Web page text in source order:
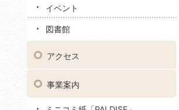
イベント
図書館
アクセス
事業案内